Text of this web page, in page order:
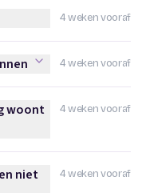
4 weken vooraf
4 weken vooraf
4 weken vooraf
afvinken
woont
4 weken vooraf
aansluiten afvinken
niet